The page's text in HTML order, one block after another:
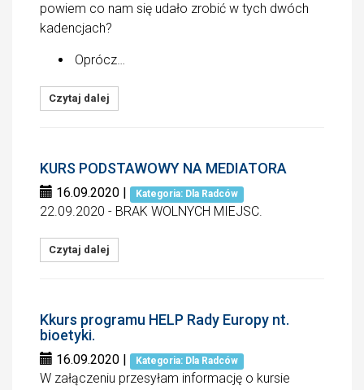
powiem co nam się udało zrobić w tych dwóch
kadencjach?
Oprócz…
Czytaj dalej
KURS PODSTAWOWY NA MEDIATORA
16.09.2020 | Kategoria: Dla Radców
22.09.2020 - BRAK WOLNYCH MIEJSC.
Czytaj dalej
Kkurs programu HELP Rady Europy nt.
bioetyki.
16.09.2020 | Kategoria: Dla Radców
W załączeniu przesyłam informację o kursie